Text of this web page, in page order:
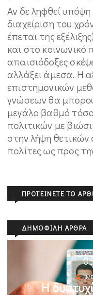
Αν δε ληφθεί υπόψη
διαχείριση του
έπεται της
και στο κοινωνικό
απαισιόδοξες
αλλάξει άμεσα. Η
επιστημονικών
γνώσεων θα
μεγάλο βαθμό
πολιτικών με
στην λήψη
πολίτες ως προς
ΠΡΟΤΕΊΝΕΤΕ ΤΟ
ΔΗΜΟΦΙΛΉ ΆΡΘΡΑ
Η